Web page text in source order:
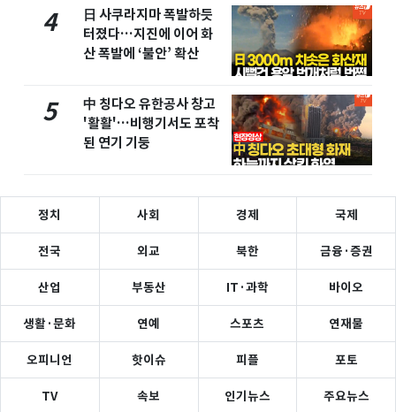
4
日 사쿠라지마 폭발하듯
터졌다…지진에 이어 화
산 폭발에 ‘불안’ 확산
5
中 칭다오 유한공사 창고
'활활'…비행기서도 포착
된 연기 기둥
정치 사회 경제 국제
전국 외교 북한 금융·증권
산업 부동산 IT·과학 바이오
생활·문화 연예 스포츠 연재물
오피니언 핫이슈 피플 포토
TV 속보 인기뉴스 주요뉴스